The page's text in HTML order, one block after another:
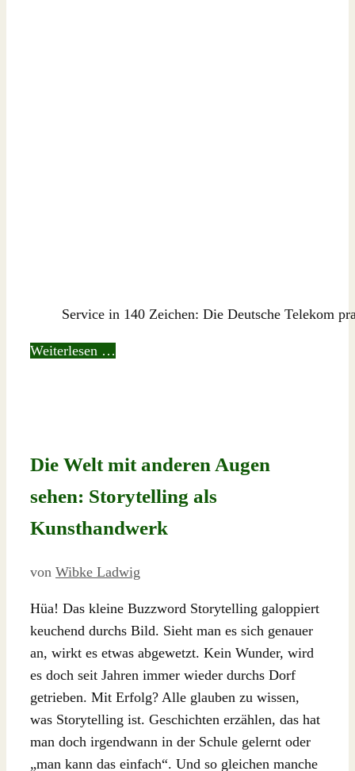
Service in 140 Zeichen: Die Deutsche Telekom
Weiterlesen …
Die Welt mit anderen Augen
sehen: Storytelling als
Kunsthandwerk
von Wibke Ladwig
Hüa! Das kleine Buzzword Storytelling galoppiert
keuchend durchs Bild. Sieht man es sich genauer
an, wirkt es etwas abgewetzt. Kein Wunder, wird
es doch seit Jahren immer wieder durchs Dorf
getrieben. Mit Erfolg? Alle glauben zu wissen,
was Storytelling ist. Geschichten erzählen, das hat
man doch irgendwann in der Schule gelernt oder
„man kann das einfach“. Und so gleichen manche